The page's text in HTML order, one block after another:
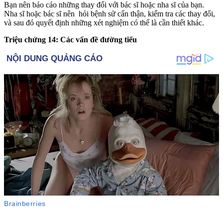
Bạn nên báo cáo những thay đổi với bác sĩ hoặc nha sĩ của bạn.
Nha sĩ hoặc bác sĩ nên hỏi bệnh sử cẩn thận, kiểm tra các thay đổi,
và sau đó quyết định những xét nghiệm có thể là cần thiết khác.
Triệu chứng 14: Các vấn đề đường tiểu